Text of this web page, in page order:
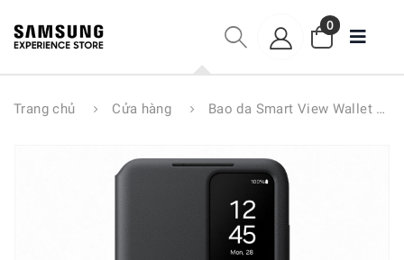
0
Trang chủ Cửa hàng Bao da Smart View Wallet Galaxy S24 EF-ZS921